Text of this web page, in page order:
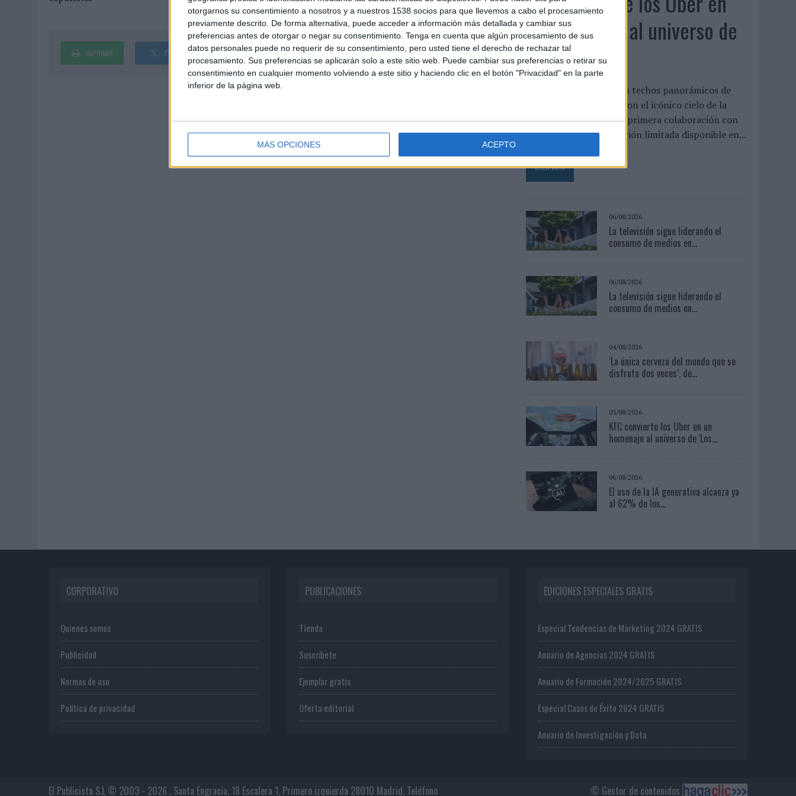
otorgarnos su consentimiento a nosotros y a nuestros 1538 socios para que llevemos a cabo el procesamiento
previamente descrito. De forma alternativa, puede acceder a información más detallada y cambiar sus
preferencias antes de otorgar o negar su consentimiento. Tenga en cuenta que algún procesamiento de sus
datos personales puede no requerir de su consentimiento, pero usted tiene el derecho de rechazar tal
procesamiento. Sus preferencias se aplicarán solo a este sitio web. Puede cambiar sus preferencias o retirar su
consentimiento en cualquier momento volviendo a este sitio y haciendo clic en el botón "Privacidad" en la parte
inferior de la página web.
MÁS OPCIONES ACEPTO
IMPRIMIR TWEET SHARE SHARE ENVIAR PIN
un homenaje al universo de
'Los Simpson'
La cadena interviene los techos panorámicos de
una flota de vehículos con el icónico cielo de la
serie para presentar su primera colaboración con
Disney, un menú de edición limitada disponible en...
LEER MÁS
06/08/2026
La televisión sigue liderando el
consumo de medios en...
06/08/2026
La televisión sigue liderando el
consumo de medios en...
04/08/2026
‘La única cerveza del mundo que se
disfruta dos veces’, de...
03/08/2026
KFC convierte los Uber en un
homenaje al universo de 'Los...
06/08/2026
El uso de la IA generativa alcanza ya
al 62% de los...
CORPORATIVO
Quienes somos
Publicidad
Normas de uso
Política de privacidad
PUBLICACIONES
Tienda
Suscríbete
Ejemplar gratis
Oferta editorial
EDICIONES ESPECIALES GRATIS
Especial Tendencias de Marketing 2024 GRATIS
Anuario de Agencias 2024 GRATIS
Anuario de Formación 2024/2025 GRATIS
Especial Casos de Éxito 2024 GRATIS
Anuario de Investigación y Data
© Gestor de contenidos
El Publicista S.L © 2003 - 2026 . Santa Engracia, 18 Escalera 1, Primero izquierda 28010 Madrid. Teléfono